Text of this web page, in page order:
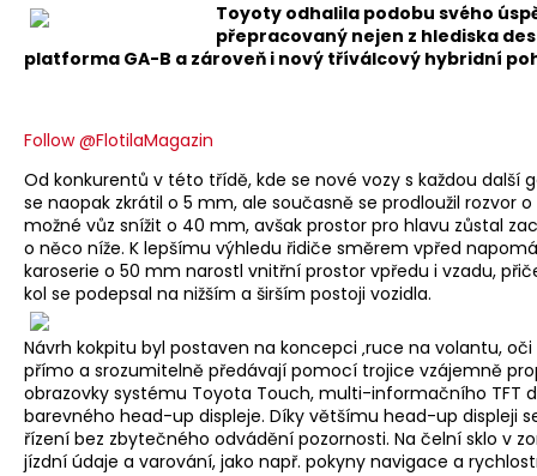
Toyoty odhalila podobu svého
přepracovaný nejen z hlediska
platforma GA-B a zároveň i nový tříválcový hybridní
Follow @FlotilaMagazin
Od konkurentů v této třídě, kde se nové vozy s každou další
se naopak zkrátil o 5 mm, ale současně se prodloužil rozvor
možné vůz snížit o 40 mm, avšak prostor pro hlavu zůstal
o něco níže. K lepšímu výhledu řidiče směrem vpřed
karoserie o 50 mm narostl vnitřní prostor vpředu i vzadu,
kol se podepsal na nižším a širším postoji vozidla.
Návrh kokpitu byl postaven na koncepci ‚ruce na volantu,
přímo a srozumitelně předávají pomocí trojice vzájemně
obrazovky systému Toyota Touch, multi-informačního TFT
barevného head-up displeje. Díky většímu head-up displeji
řízení bez zbytečného odvádění pozornosti. Na čelní sklo v
jízdní údaje a varování, jako např. pokyny navigace a